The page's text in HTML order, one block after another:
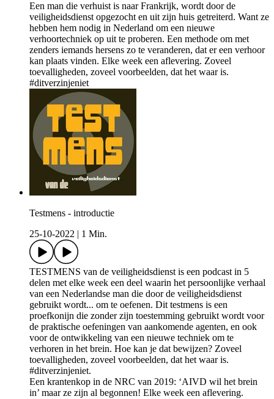
Een man die verhuist is naar Frankrijk, wordt door de
veiligheidsdienst opgezocht en uit zijn huis getreiterd. Want ze
hebben hem nodig in Nederland om een nieuwe
verhoortechniek op uit te proberen. Een methode om met
zenders iemands hersens zo te veranderen, dat er een verhoor
kan plaats vinden. Elke week een aflevering. Zoveel
toevalligheden, zoveel voorbeelden, dat het waar is.
#ditverzinjeniet
Testmens - introductie
25-10-2022
1 Min.
TESTMENS van de veiligheidsdienst is een podcast in 5
delen met elke week een deel waarin het persoonlijke verhaal
van een Nederlandse man die door de veiligheidsdienst
gebruikt wordt... om te oefenen. Dit testmens is een
proefkonijn die zonder zijn toestemming gebruikt wordt voor
de praktische oefeningen van aankomende agenten, en ook
voor de ontwikkeling van een nieuwe techniek om te
verhoren in het brein. Hoe kan je dat bewijzen? Zoveel
toevalligheden, zoveel voorbeelden, dat het waar is.
#ditverzinjeniet.
Een krantenkop in de NRC van 2019: ‘AIVD wil het brein
in’ maar ze zijn al begonnen! Elke week een aflevering.